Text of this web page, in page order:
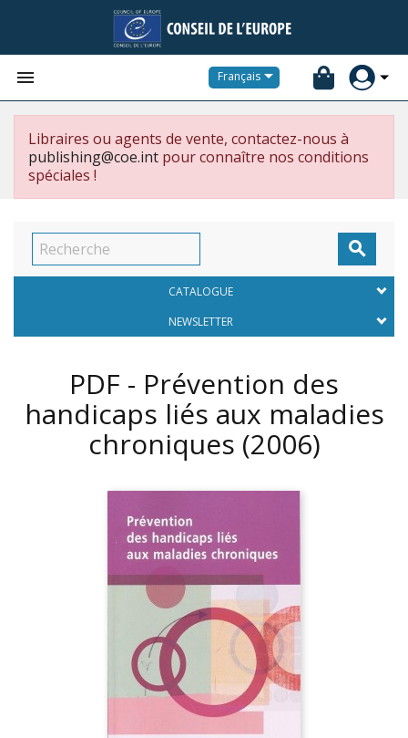
 Français
Libraires ou agents de vente, contactez-nous à
publishing@coe.int pour connaître nos conditions
spéciales !

CATALOGUE
NEWSLETTER
PDF - Prévention des
handicaps liés aux maladies
chroniques (2006)